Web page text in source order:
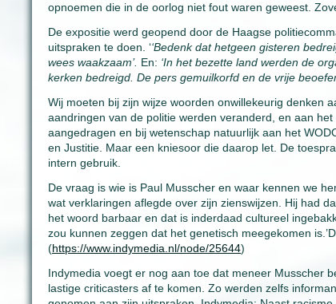
opnoemen die in de oorlog niet fout waren geweest.
De expositie werd geopend door de Haagse
uitspraken te doen. ‘‘Bedenk dat hetgeen gisteren
wees waakzaam’. En: ‘In het bezette land werden de
kerken bedreigd. De pers gemuilkorfd en de vrije
Wij moeten bij zijn wijze woorden onwillekeurig denken
aandringen van de politie werden veranderd, en aan
aangedragen en bij wetenschap natuurlijk aan het
en Justitie. Maar een kniesoor die daarop let. De
intern gebruik.
De vraag is wie is Paul Musscher en waar kennen we
wat verklaringen aflegde over zijn zienswijzen. Hij had
het woord barbaar en dat is inderdaad cultureel
zou kunnen zeggen dat het genetisch meegekomen
(https://www.indymedia.nl/node/25644)
Indymedia voegt er nog aan toe dat meneer Musscher
lastige criticasters af te komen. Zo werden zelfs